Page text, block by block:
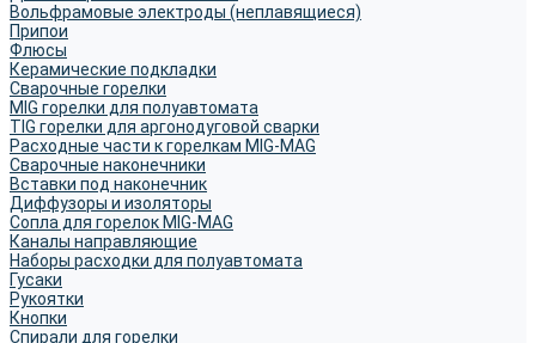
Вольфрамовые электроды (неплавящиеся)
Припои
Флюсы
Керамические подкладки
Сварочные горелки
MIG горелки для полуавтомата
TIG горелки для аргонодуговой сварки
Расходные части к горелкам MIG-MAG
Сварочные наконечники
Вставки под наконечник
Диффузоры и изоляторы
Сопла для горелок MIG-MAG
Каналы направляющие
Наборы расходки для полуавтомата
Гусаки
Рукоятки
Кнопки
Спирали для горелки